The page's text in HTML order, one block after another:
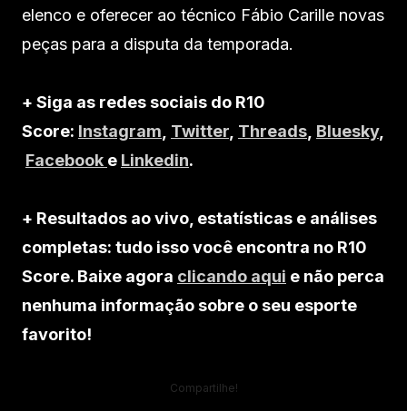
elenco e oferecer ao técnico Fábio Carille novas
peças para a disputa da temporada.
+ Siga as redes sociais do R10
Score: Instagram, Twitter, Threads, Bluesky,
Facebook e Linkedin.
+ Resultados ao vivo, estatísticas e análises
completas: tudo isso você encontra no R10
Score. Baixe agora clicando aqui e não perca
nenhuma informação sobre o seu esporte
favorito!
Compartilhe!